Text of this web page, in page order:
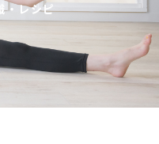
・レシピ